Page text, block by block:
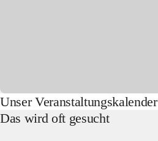
Unser Veranstaltungskalender
Das wird oft gesucht